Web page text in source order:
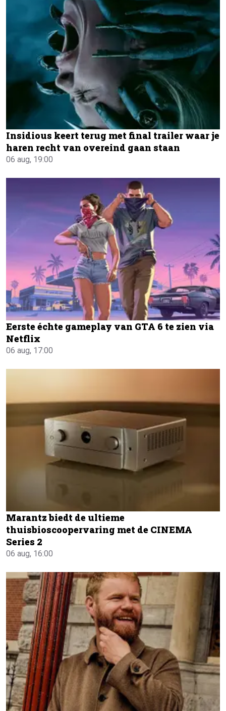
Insidious keert terug met final trailer waar je
haren recht van overeind gaan staan
06 aug, 19:00
Eerste échte gameplay van GTA 6 te zien via
Netflix
06 aug, 17:00
Marantz biedt de ultieme
thuisbioscoopervaring met de CINEMA
Series 2
06 aug, 16:00